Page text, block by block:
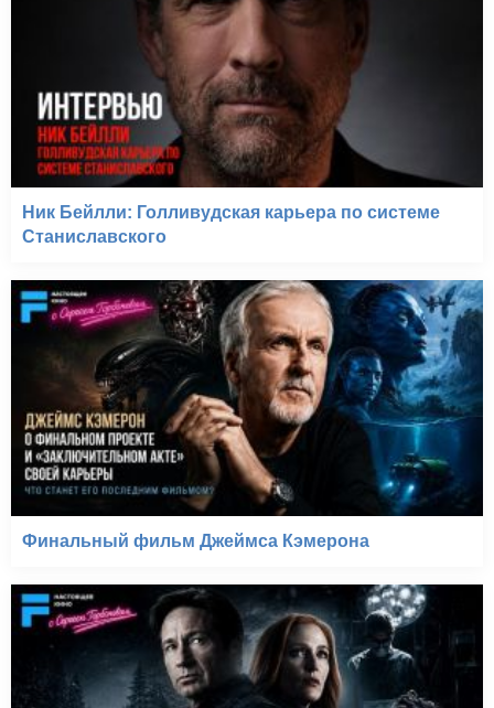
Ник Бейлли: Голливудская карьера по системе
Станиславского
Финальный фильм Джеймса Кэмерона